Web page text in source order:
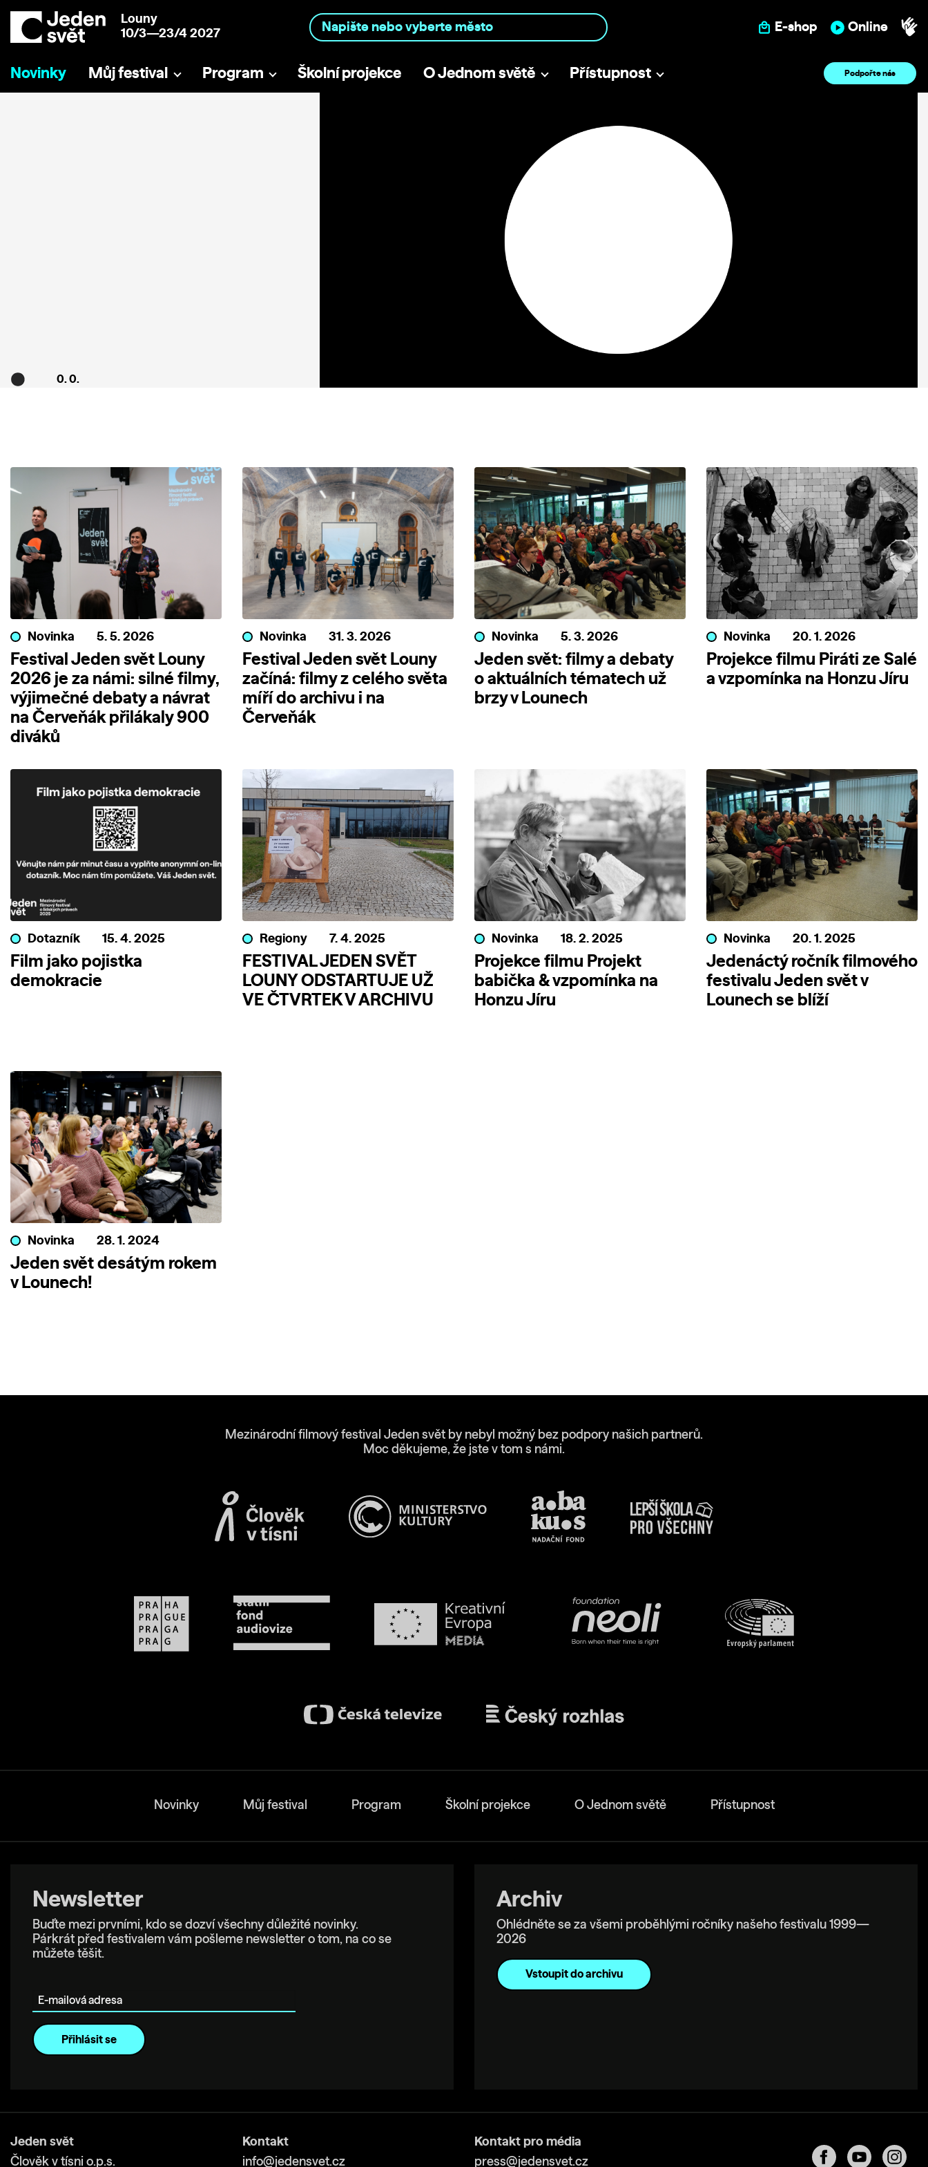
Louny
10/3—23/4 2027
E-shop Online
Novinky Můj festival Program Školní projekce O Jednom světě Přístupnost Podpořte nás
0. 0.
Novinka 5. 5. 2026
Festival Jeden svět Louny
2026 je za námi: silné filmy,
výjimečné debaty a návrat
na Červeňák přilákaly 900
diváků
Novinka 31. 3. 2026
Festival Jeden svět Louny
začíná: filmy z celého světa
míří do archivu i na
Červeňák
Novinka 5. 3. 2026
Jeden svět: filmy a debaty
o aktuálních tématech už
brzy v Lounech
Novinka 20. 1. 2026
Projekce filmu Piráti ze Salé
a vzpomínka na Honzu Jíru
Dotazník 15. 4. 2025
Film jako pojistka
demokracie
Regiony 7. 4. 2025
FESTIVAL JEDEN SVĚT
LOUNY ODSTARTUJE UŽ
VE ČTVRTEK V ARCHIVU
Novinka 18. 2. 2025
Projekce filmu Projekt
babička & vzpomínka na
Honzu Jíru
Novinka 20. 1. 2025
Jedenáctý ročník filmového
festivalu Jeden svět v
Lounech se blíží
Novinka 28. 1. 2024
Jeden svět desátým rokem
v Lounech!
Mezinárodní filmový festival Jeden svět by nebyl možný bez podpory našich partnerů.
Moc děkujeme, že jste v tom s námi.
Novinky Můj festival Program Školní projekce O Jednom světě Přístupnost
Newsletter
Buďte mezi prvními, kdo se dozví všechny důležité novinky.
Párkrát před festivalem vám pošleme newsletter o tom, na co se
můžete těšit.
Archiv
Ohlédněte se za všemi proběhlými ročníky našeho festivalu 1999—
2026
Vstoupit do archivu
Jeden svět
Člověk v tísni o.p.s.
Kontakt
info@jedensvet.cz
Kontakt pro média
press@jedensvet.cz